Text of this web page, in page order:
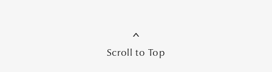
Scroll to Top